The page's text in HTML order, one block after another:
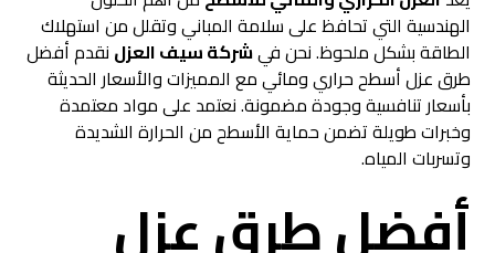
الهندسية التي تحافظ على سلامة المباني وتقلل من استهلاك
الطاقة بشكل ملحوظ. نحن فيشركة سيف العزل نقدم أفضل
طرق عزل أسطح حراري ومائي مع المميزات والأسعار الحديثة
بأسعار تنافسية وجودة مضمونة. نعتمد على مواد معتمدة
وخبرات طويلة تضمن حماية الأسطح من الحرارة الشديدة
وتسربات المياه.
أفضل طرق عزل